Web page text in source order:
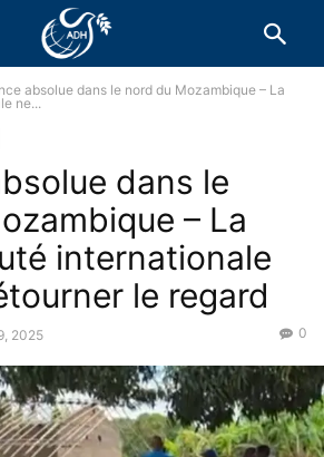
absolue dans le nord du Mozambique – La
ne...
dans le
– La
internationale
le regard
2025 0